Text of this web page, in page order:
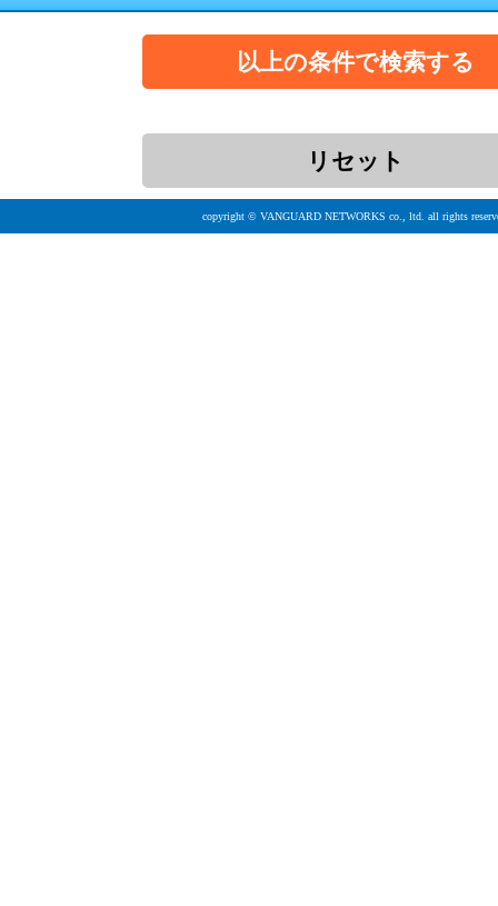
copyright © VANGUARD NETWORKS co., ltd. all rights